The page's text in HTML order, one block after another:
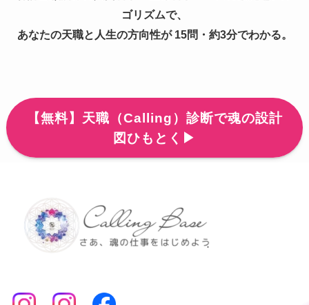
ゴリズムで、
あなたの天職と人生の方向性が 15問・約3分でわかる。
【無料】天職（Calling）診断で魂の設計
図ひもとく▶